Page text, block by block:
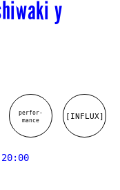
y
[INFLUX]
perfor-
mance